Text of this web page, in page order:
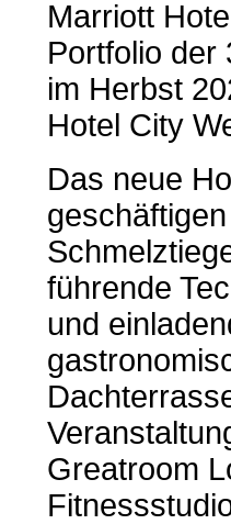
Marriott
Portfolio der
im Herbst
Hotel City
Das neue
führende
und
Greatroom